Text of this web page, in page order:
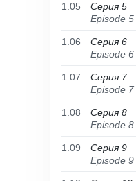
1.05
Серия 5
Episode 5
1.06
Серия 6
Episode 6
1.07
Серия 7
Episode 7
1.08
Серия 8
Episode 8
1.09
Серия 9
Episode 9